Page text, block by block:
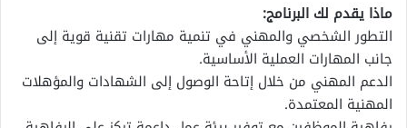
ماذا يقدم لك البرنامج:
التطور الشخصي والمهني في تنمية مهارات تقنية قوية إلى
جانب المهارات العملية الأساسية.
الدعم المهني من خلال إتاحة الوصول إلى الشهادات والمؤهلات
المهنية المعتمدة.